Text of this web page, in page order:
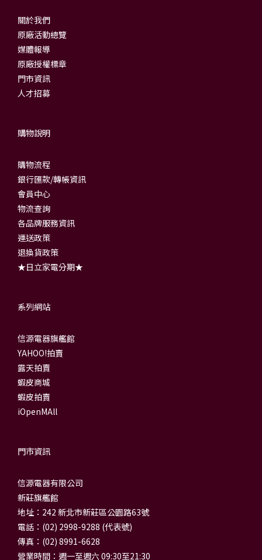
關於我們
原廠活動總覽
媒體報導
原廠授權標章
門市資訊
人才招募
購物說明
購物流程
銀行匯款/轉帳資訊
會員中心
物流查詢
各品牌服務資訊
運送政策
退換貨政策
★日立家電分期★
系列網站
信源電器旗艦館
YAHOO!拍賣
露天拍賣
蝦皮商城
蝦皮拍賣
iOpenMAll
門市資訊
信源電器有限公司
新莊旗艦館
地址：242 新北市新莊區公園路63號
電話：(02) 2998-9288 (代表號)
傳真：(02) 8991-6628
營業時間：週一至週六 09:30至21:30